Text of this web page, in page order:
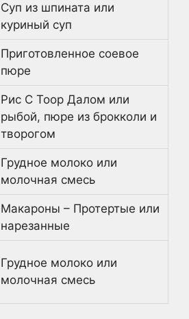
Суп из шпината или
куриный суп
Приготовленное соевое
пюре
Рис С Тоор Далом или
рыбой, пюре из брокколи и
творогом
Грудное молоко или
молочная смесь
Макароны – Протертые или
нарезанные
Грудное молоко или
молочная смесь